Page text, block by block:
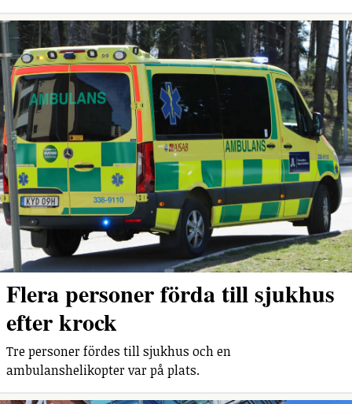
Flera personer förda till sjukhus
efter krock
Tre personer fördes till sjukhus och en
ambulanshelikopter var på plats.